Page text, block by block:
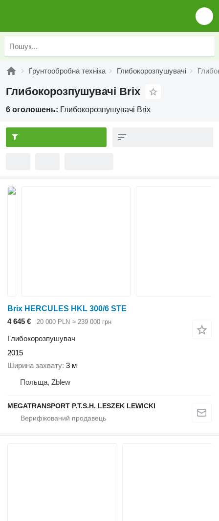
Ґрунтообробна техніка Глибокорозпушувачі
Глибокорозпушувачі Brix
6 оголошень: Глибокорозпушувачі Brix
Brix HERCULES HKL 300/6 STE
4 645 €
20 000 PLN ≈ 239 000 грн
Глибокорозпушувач
2015
Ширина захвату 3 м
Польща, Zblew
MEGATRANSPORT P.T.S.H. LESZEK LEWICKI